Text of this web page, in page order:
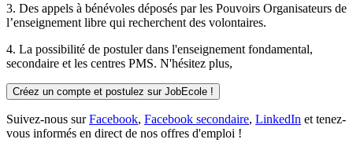
3. Des appels à bénévoles déposés par les Pouvoirs Organisateurs de
l’enseignement libre qui recherchent des volontaires.
4. La possibilité de postulerdans l'enseignement fondamental,
secondaire et les centres PMS. N'hésitez plus,
Créez un compte et postulez sur JobEcole !
Suivez-nous surFacebook, Facebook secondaire, LinkedIn et tenez-
vous informés en direct de nos offres d'emploi !